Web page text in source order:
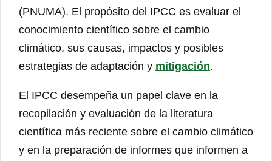
(PNUMA). El propósito del IPCC es evaluar el
conocimiento científico sobre el cambio
climático, sus causas, impactos y posibles
estrategias de adaptación y mitigación.
El IPCC desempeña un papel clave en la
recopilación y evaluación de la literatura
científica más reciente sobre el cambio climático
y en la preparación de informes que informen a